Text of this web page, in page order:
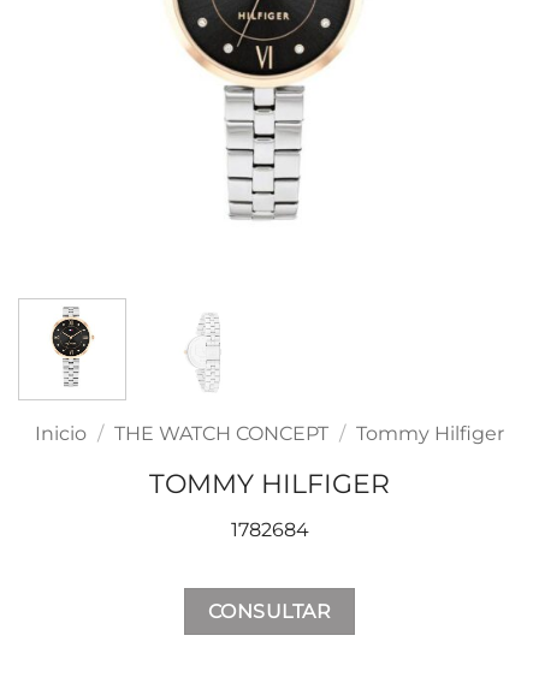
Inicio / THE WATCH CONCEPT / Tommy Hilfiger
TOMMY HILFIGER
1782684
CONSULTAR